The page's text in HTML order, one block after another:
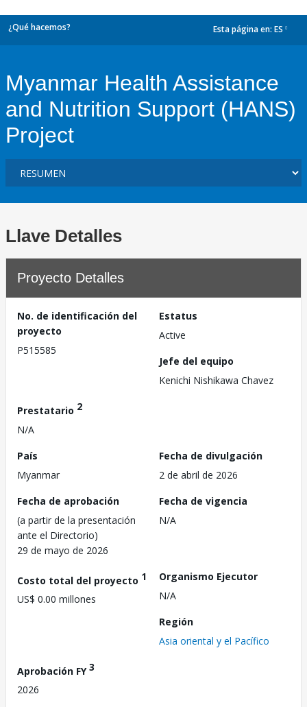
¿Qué hacemos? Esta página en: ES
Myanmar Health Assistance
and Nutrition Support (HANS)
Project
Llave Detalles
Proyecto Detalles
No. de identificación del
proyecto
P515585
Estatus
Active
Jefe del equipo
Kenichi Nishikawa Chavez
Prestatario 2
N/A
País
Myanmar
Fecha de divulgación
2 de abril de 2026
Fecha de aprobación
(a partir de la presentación
ante el Directorio)
29 de mayo de 2026
Fecha de vigencia
N/A
Costo total del proyecto 1
US$ 0.00 millones
Organismo Ejecutor
N/A
Región
Asia oriental y el Pacífico
Aprobación FY3
2026